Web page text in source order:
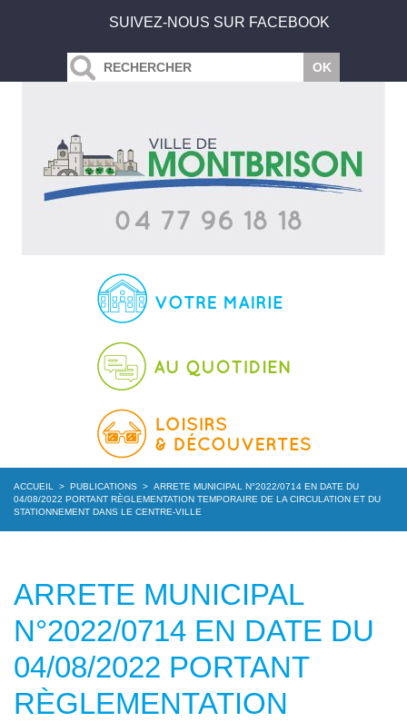
SUIVEZ-NOUS SUR FACEBOOK
ACCUEIL > PUBLICATIONS > ARRETE MUNICIPAL N°2022/0714 EN DATE DU
04/08/2022 PORTANT RÈGLEMENTATION TEMPORAIRE DE LA CIRCULATION ET DU
STATIONNEMENT DANS LE CENTRE-VILLE
ARRETE MUNICIPAL
N°2022/0714 EN DATE DU
04/08/2022 PORTANT
RÈGLEMENTATION